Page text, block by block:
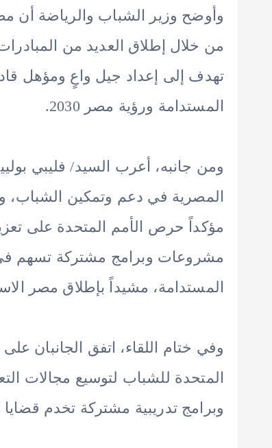
وأوضح وزير الشباب والرياضة أن
من خلال إطلاق العديد من المبادرات
تهدف إلى إعداد جيل واعٍ ومؤهل
المستدامة ورؤية مصر 2030.
ومن جانبه، أعرب السيد/ فليبي
المصرية في دعم وتمكين الشباب،
مؤكداً حرص الأمم المتحدة على
مشروعات وبرامج مشتركة تسهم
المستدامة، مشيداً بإطلاق مصر
وفي ختام اللقاء، اتفق الجانبان
المتحدة للشباب لتوسيع مجالات
وبرامج تدريبية مشتركة تخدم